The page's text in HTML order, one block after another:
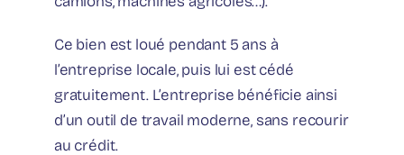
Ce bien est loué pendant 5 ans à
l’entreprise locale, puis lui est cédé
gratuitement. L’entreprise bénéficie ainsi
d’un outil de travail moderne, sans recourir
au crédit.